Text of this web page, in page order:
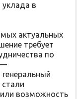
в
актуальных
требует
по
—
возможность